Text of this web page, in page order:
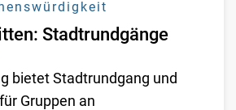
Stadtrundgänge
bietet Stadtrundgang und
Gruppen an